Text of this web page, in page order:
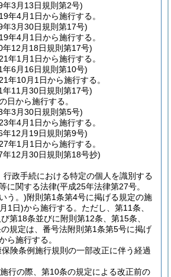
年3月13日規則第2号)
年4月1日から施行する。
年3月30日規則第17号)
年4月1日から施行する。
年12月18日規則第17号)
年1月1日から施行する。
年6月16日規則第10号)
年10月1日から施行する。
年11月30日規則第17号)
日から施行する。
年3月30日規則第5号)
年4月1日から施行する。
年12月19日規則第9号)
年1月1日から施行する。
年12月30日規則第18号抄)
行政手続における特定の個人を識別する
に関する法律(平成25年法律第27号。
う。)附則第1条第4号に掲げる規定の施
1日)から施行する。 ただし、第11条、
第18条並びに附則第12条、第15条、
規定は、番号法附則第1条第5号に掲げ
ら施行する。
険条例施行規則の一部改正に伴う経過
行の際、第10条の規定による改正前の